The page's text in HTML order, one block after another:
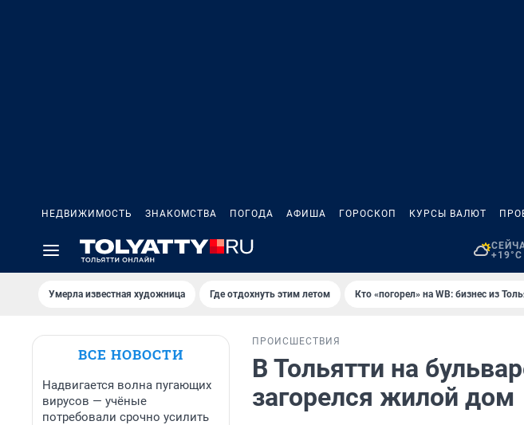
НЕДВИЖИМОСТЬ ЗНАКОМСТВА ПОГОДА АФИША ГОРОСКОП КУРСЫ ВАЛЮТ
+19°C
Умерла известная художница Где отдохнуть этим летом Кто «погорел» на WB: бизнес из
ВСЕ НОВОСТИ
Надвигается волна пугающих
вирусов — учёные
потребовали срочно усилить
ПРОИСШЕСТВИЯ
В Тольятти на
загорелся жилой дом